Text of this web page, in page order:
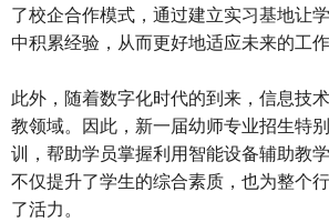
了校企合作模式，通过建立实习基地让
中积累经验，从而更好地适应未来的工作
此外，随着数字化时代的到来，信息技
教领域。因此，新一届幼师专业招生特
训，帮助学员掌握利用智能设备辅助教
不仅提升了学生的综合素质，也为整个
了活力。